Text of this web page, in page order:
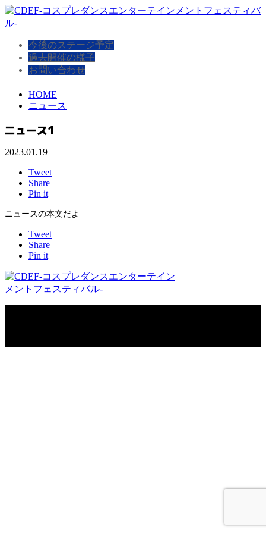
今後のステージ予定
過去開催の様子
お問い合わせ
HOME
ニュース
ニュース1
2023.01.19
Tweet
Share
Pin it
ニュースの本文だよ
Tweet
Share
Pin it